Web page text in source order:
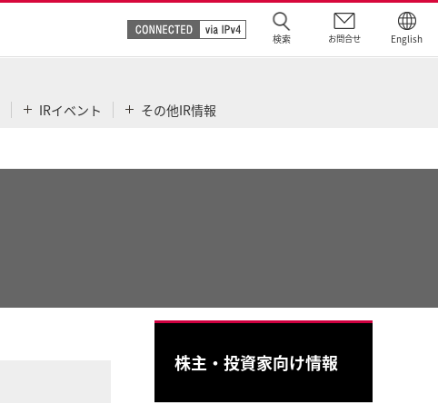
検索 お問合せ English
IRイベント その他IR情報
株主・投資家向け情報